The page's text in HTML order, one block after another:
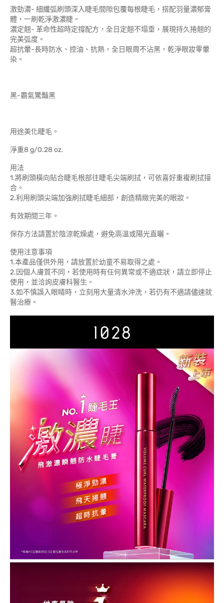
激勁濃- 細纖弧刷頭深入睫毛間隙包覆每根睫毛，搭配羽量濃郁膏
體，一刷乾淨激濃睫。
濃定翹- 革命性超時定撐配方，全日定翹不塌垂，展現持久捲翹的
完美弧度。
超抗暈-長時防水、控油、抗熱，全日眼周不沾黑，乾淨眼妝零暈
染。
黑-霸氣驚豔黑
用途美化睫毛。
淨重8 g/0.28 oz.
用法
1.將刷頭橫向貼合睫毛根部往睫毛尖端刷拭，可依喜好重複刷拭接
合。
2.利用刷頭尖端加強刷拭睫毛細部，創造精緻完美的眼妝。
有效期間三年。
保存方法請置於陰涼乾燥處，避免高溫或陽光直曬。
使用注意事項
1.本產品僅供外用，請放置於幼童不易取得之處。
2.因個人膚質不同，若使用時有任何異常或不適症狀，請立即停止
使用，並洽詢皮膚科醫生。
3.如不慎誤入眼睛時，立刻用大量清水沖洗，若仍有不適請儘速就
醫治療。